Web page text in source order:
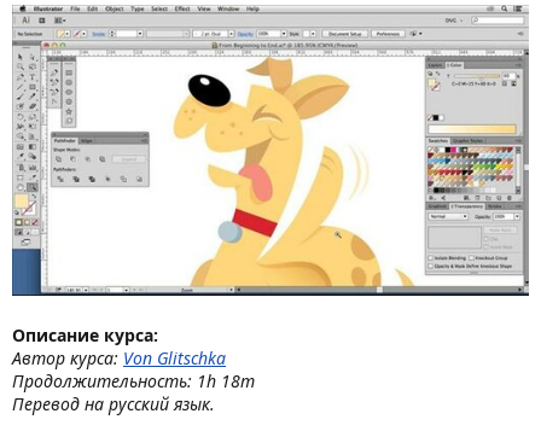
Описание курса:
Автор курса: Von Glitschka
Продолжительность: 1h 18m
Перевод на русский язык.